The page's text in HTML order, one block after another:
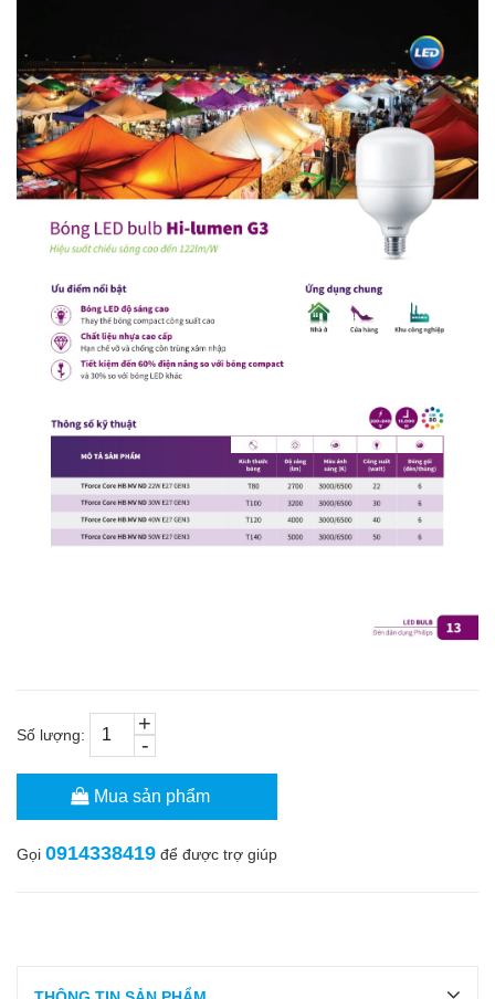
Số lượng: -
+
Mua sản phẩm
Gọi 0914338419 để được trợ giúp